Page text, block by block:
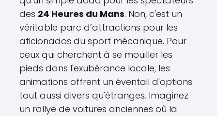
des 24 Heures du Mans. Non, c'est un
véritable parc d’attractions pour les
aficionados du sport mécanique. Pour
ceux qui cherchent à se mouiller les
pieds dans l'exubérance locale, les
animations offrent un éventail d'options
tout aussi divers qu'étranges. Imaginez
un rallye de voitures anciennes où la